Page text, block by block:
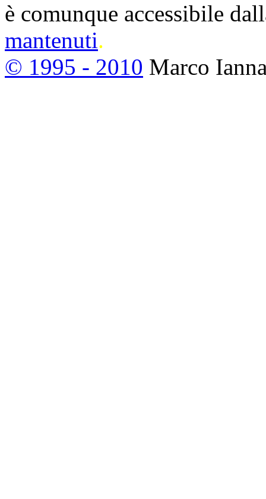
è comunque accessibile
mantenuti.
© 1995 - 2010 Marco